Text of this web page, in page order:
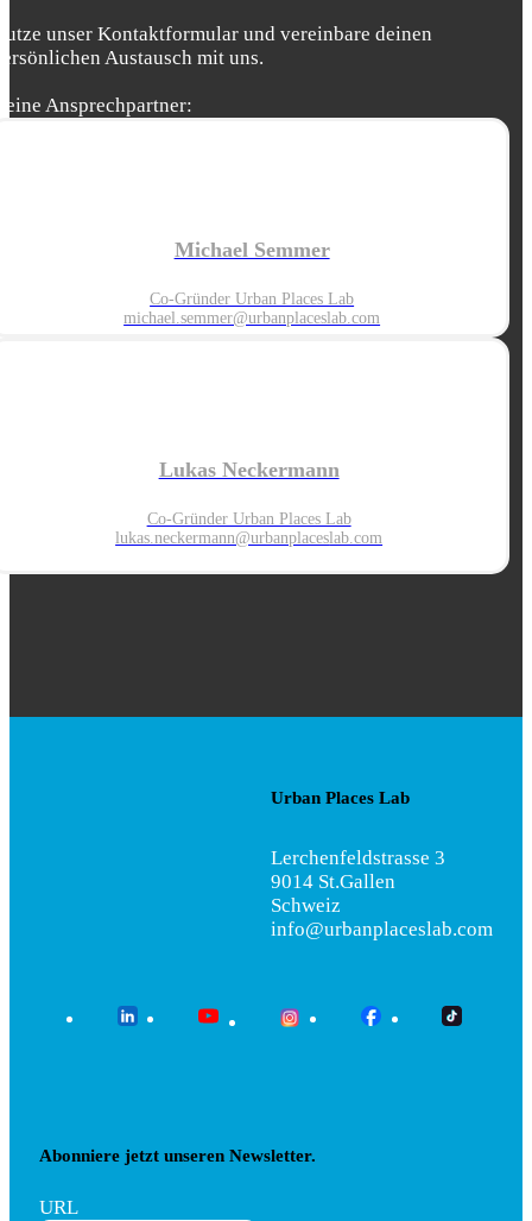
unser Kontaktformular und vereinbare deinen
Austausch mit uns.
Ansprechpartner:
Michael Semmer
Co-Gründer Urban Places Lab
michael.semmer@urbanplaceslab.com
Lukas Neckermann
Co-Gründer Urban Places Lab
lukas.neckermann@urbanplaceslab.com
Urban Places Lab
Lerchenfeldstrasse 3
9014 St.Gallen
Schweiz
info@urbanplaceslab.com
Abonniere jetzt unseren Newsletter.
URL